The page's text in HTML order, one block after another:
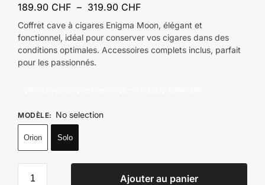
189.90 CHF – 319.90 CHF
Coffret cave à cigares Enigma Moon, élégant et
fonctionnel, idéal pour conserver vos cigares dans des
conditions optimales. Accessoires complets inclus, parfait
pour les passionnés.
MODÈLE: No selection
Orion Solo
Ajouter au panier